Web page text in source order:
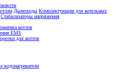
Дымоходы Комплектующие для котельных
Стабилизаторы напряжения
котлов
EMS
для котлов
водонагреватели